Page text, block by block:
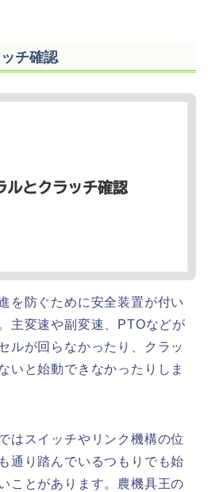
チ確認
を防ぐために安全装置が付い
主変速や副変速、PTOなどが
ルが回らなかったり、クラッ
いと始動できなかったりしま
はスイッチやリンク機構の位
通り踏んでいるつもりでも始
ことがあります。農機具王の